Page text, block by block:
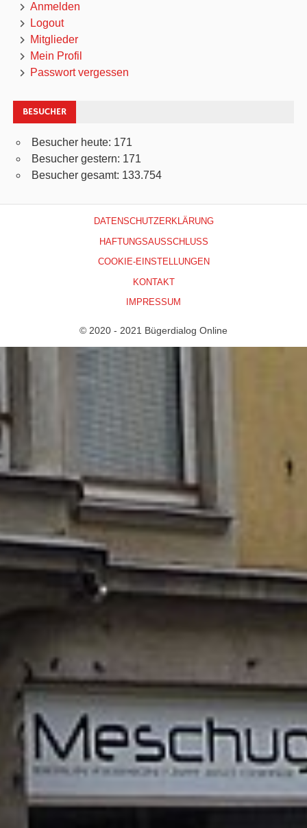
Anmelden
Logout
Mitglieder
Mein Profil
Passwort vergessen
BESUCHER
Besucher heute: 171
Besucher gestern: 171
Besucher gesamt: 133.754
DATENSCHUTZERKLÄRUNG
HAFTUNGSAUSSCHLUSS
COOKIE-EINSTELLUNGEN
KONTAKT
IMPRESSUM
© 2020 - 2021 Bügerdialog Online